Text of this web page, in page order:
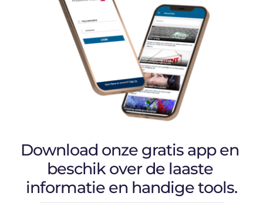
Download onze gratis app en
beschik over de laaste
informatie en handige tools.